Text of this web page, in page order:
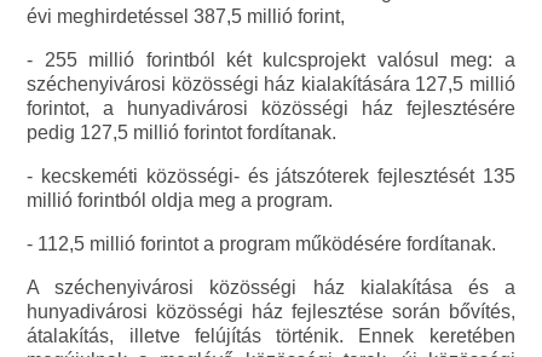
évi meghirdetéssel 387,5 millió forint,
- 255 millió forintból két kulcsprojekt valósul meg: a
széchenyivárosi közösségi ház kialakítására 127,5 millió
forintot, a hunyadivárosi közösségi ház fejlesztésére
pedig 127,5 millió forintot fordítanak.
- kecskeméti közösségi- és játszóterek fejlesztését 135
millió forintból oldja meg a program.
- 112,5 millió forintot a program működésére fordítanak.
A széchenyivárosi közösségi ház kialakítása és a
hunyadivárosi közösségi ház fejlesztése során bővítés,
átalakítás, illetve felújítás történik. Ennek keretében